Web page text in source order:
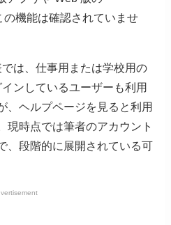
機能は確認されていませ
は、仕事用または学校用の
ンしているユーザーも利用
、ヘルプページを見ると利用
現時点では筆者のアカウント
、段階的に展開されている可